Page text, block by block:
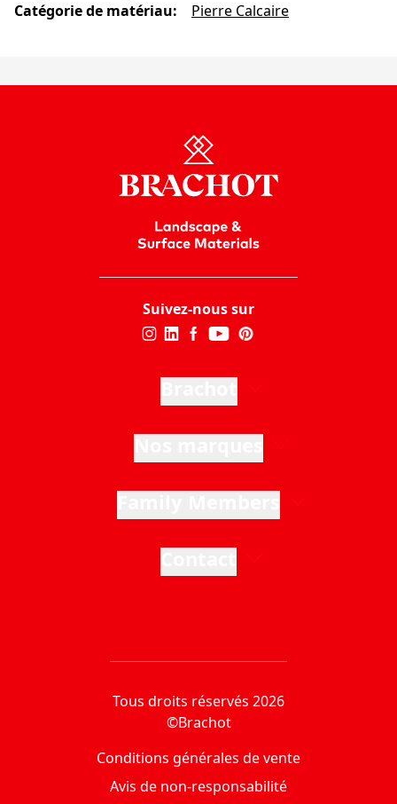
Catégorie de matériau: Pierre Calcaire
Suivez-nous sur
Tous droits réservés 2026
©Brachot
Conditions générales de vente
Avis de non-responsabilité